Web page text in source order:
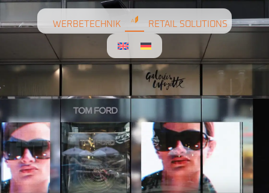
WERBETECHNIK RETAIL SOLUTIONS